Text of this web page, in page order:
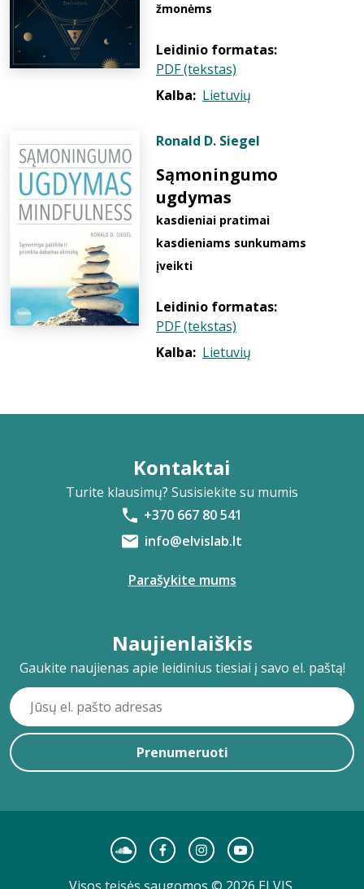
žmonėms
Leidinio formatas:
PDF (tekstas)
Kalba: Lietuvių
Ronald D. Siegel
Sąmoningumo
ugdymas
kasdieniai pratimai
kasdieniams sunkumams
įveikti
Leidinio formatas:
PDF (tekstas)
Kalba: Lietuvių
Kontaktai
Turite klausimų? Susisiekite su mumis
+370 667 80 541
info@elvislab.lt
Parašykite mums
Naujienlaiškis
Gaukite naujienas apie leidinius tiesiai į savo el. paštą!
Prenumeruoti